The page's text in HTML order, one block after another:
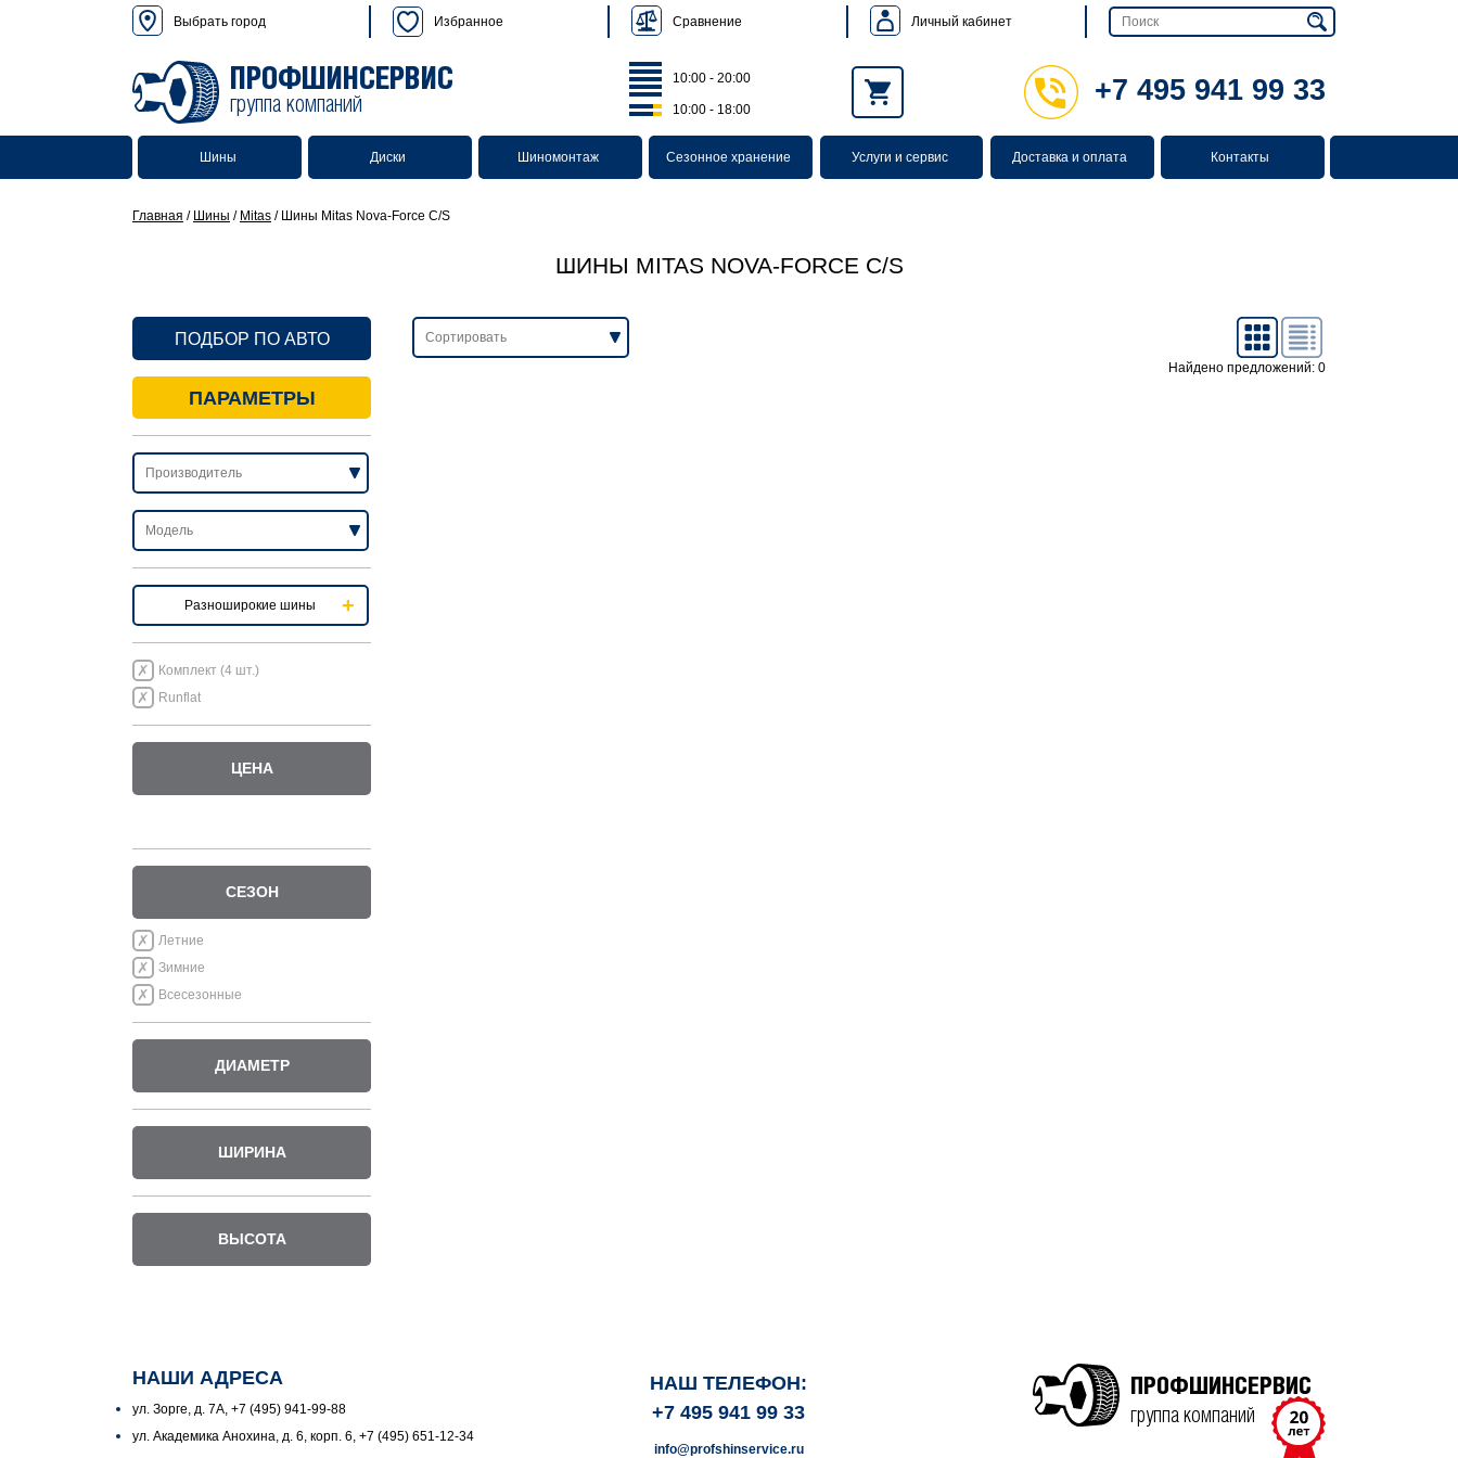
Выбрать город Избранное Сравнение Личный кабинет
ПРОФШИНСЕРВИС
группа компаний
10:00 - 20:00
10:00 - 18:00
+7 495 941 99 33
Шины Диски Шиномонтаж Сезонное хранение Услуги и сервис Доставка и оплата Контакты
Главная / Шины / Mitas / Шины Mitas Nova-Force C/S
ШИНЫ MITAS NOVA-FORCE C/S
ПОДБОР ПО АВТО
ПАРАМЕТРЫ
Разноширокие шины
Комплект (4 шт.)
Runflat
ЦЕНА
СЕЗОН
Летние
Зимние
Всесезонные
ДИАМЕТР
ШИРИНА
ВЫСОТА
Найдено предложений: 0
НАШИ АДРЕСА
ул. Зорге, д. 7А, +7 (495) 941-99-88
ул. Академика Анохина, д. 6, корп. 6, +7 (495) 651-12-34
НАШ ТЕЛЕФОН:
+7 495 941 99 33
info@profshinservice.ru
ПРОФШИНСЕРВИС
группа компаний